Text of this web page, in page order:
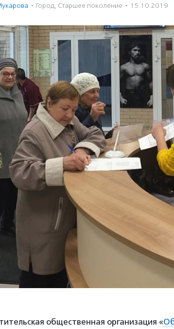
· Город, Старшее поколение · 15.10.2019
общественная организация «